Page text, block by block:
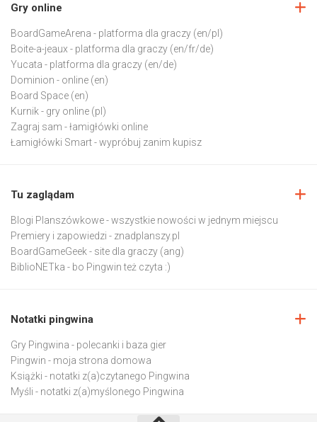
Gry online
BoardGameArena - platforma dla graczy (en/pl)
Boite-a-jeaux - platforma dla graczy (en/fr/de)
Yucata - platforma dla graczy (en/de)
Dominion - online (en)
Board Space (en)
Kurnik- gry online (pl)
Zagraj sam - łamigłówki online
Łamigłówki Smart- wypróbuj zanim kupisz
Tu zaglądam
Blogi Planszówkowe- wszystkie nowości w jednym miejscu
Premiery i zapowiedzi - znadplanszy.pl
BoardGameGeek- site dla graczy (ang)
BiblioNETka - bo Pingwin też czyta :)
Notatki pingwina
Gry Pingwina - polecanki i baza gier
Pingwin - moja strona domowa
Książki - notatki z(a)czytanego Pingwina
Myśli - notatki z(a)myślonego Pingwina